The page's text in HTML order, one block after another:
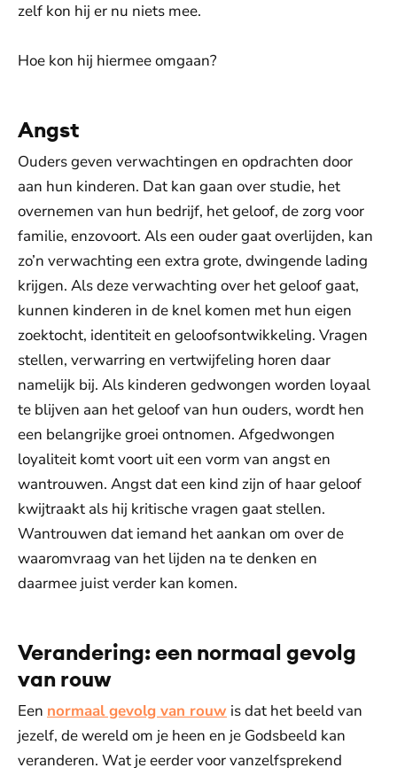
zelf kon hij er nu niets mee.
Hoe kon hij hiermee omgaan?
Angst
Ouders geven verwachtingen en opdrachten door
aan hun kinderen. Dat kan gaan over studie, het
overnemen van hun bedrijf, het geloof, de zorg voor
familie, enzovoort. Als een ouder gaat overlijden, kan
zo’n verwachting een extra grote, dwingende lading
krijgen. Als deze verwachting over het geloof gaat,
kunnen kinderen in de knel komen met hun eigen
zoektocht, identiteit en geloofsontwikkeling. Vragen
stellen, verwarring en vertwijfeling horen daar
namelijk bij. Als kinderen gedwongen worden loyaal
te blijven aan het geloof van hun ouders, wordt hen
een belangrijke groei ontnomen. Afgedwongen
loyaliteit komt voort uit een vorm van angst en
wantrouwen. Angst dat een kind zijn of haar geloof
kwijtraakt als hij kritische vragen gaat stellen.
Wantrouwen dat iemand het aankan om over de
waaromvraag van het lijden na te denken en
daarmee juist verder kan komen.
Verandering: een normaal gevolg
van rouw
Een normaal gevolg van rouw is dat het beeld van
jezelf, de wereld om je heen en je Godsbeeld kan
veranderen. Wat je eerder voor vanzelfsprekend